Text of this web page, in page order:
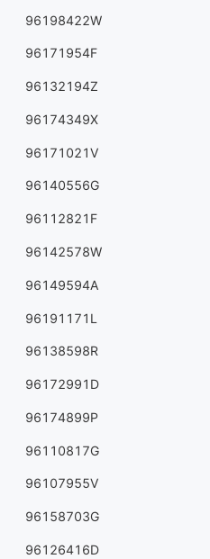
96198422W
96171954F
96132194Z
96174349X
96171021V
96140556G
96112821F
96142578W
96149594A
96191171L
96138598R
96172991D
96174899P
96110817G
96107955V
96158703G
96126416D